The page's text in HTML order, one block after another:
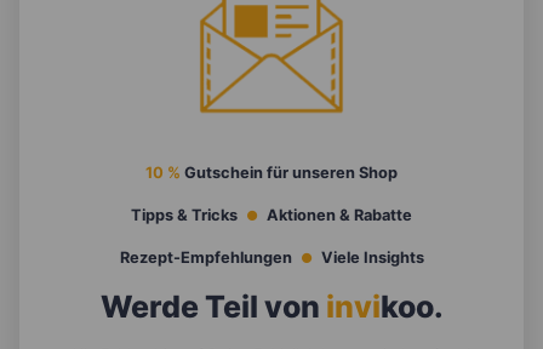
10 % Gutschein für unseren Shop
Tipps & Tricks Aktionen & Rabatte
Rezept-Empfehlungen Viele Insights
Werde Teil von invikoo.